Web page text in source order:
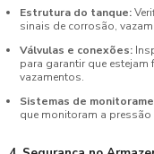
Estrutura do tanque:
sinais de corrosão,
Válvulas e conexões:
para garantir que estejam
vazamentos.
Sistemas de
que monitoram a